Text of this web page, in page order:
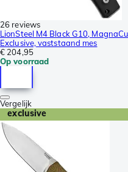
26 reviews
LionSteel M4 Black G10,
Exclusive, vaststaand mes
€ 204,95
Op voorraad
Vergelijk
exclusive